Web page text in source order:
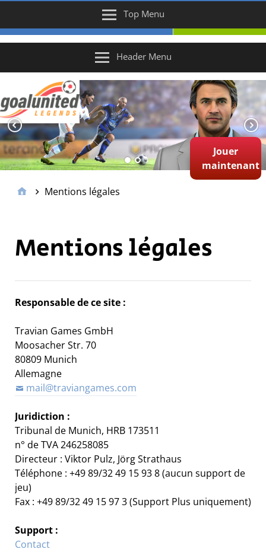
Top Menu
Header Menu
Jouer
maintenant
Mentions légales
Mentions légales
Responsable de ce site :
Travian Games GmbH
Moosacher Str. 70
80809 Munich
Allemagne
mail@traviangames.com
Juridiction :
Tribunal de Munich, HRB 173511
n° de TVA 246258085
Directeur : Viktor Pulz, Jörg Strathaus
Téléphone : +49 89/32 49 15 93 8 (aucun support de
jeu)
Fax : +49 89/32 49 15 97 3 (Support Plus uniquement)
Support :
Contact